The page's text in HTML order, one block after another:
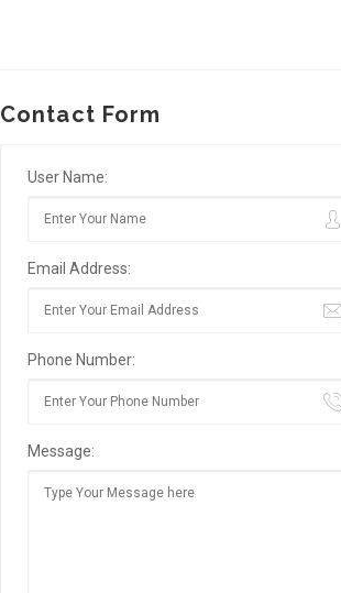
Contact Form
User Name:
Email Address:
Phone Number:
Message: